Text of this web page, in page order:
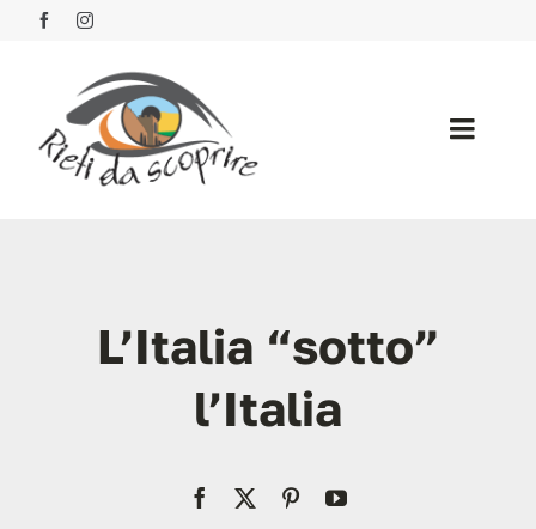
Salta
contenuto
Toggle
Company
L’Italia “sotto”
l’Italia